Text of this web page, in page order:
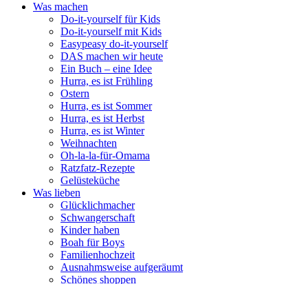
Was machen
Do-it-yourself für Kids
Do-it-yourself mit Kids
Easypeasy do-it-yourself
DAS machen wir heute
Ein Buch – eine Idee
Hurra, es ist Frühling
Ostern
Hurra, es ist Sommer
Hurra, es ist Herbst
Hurra, es ist Winter
Weihnachten
Oh-la-la-für-Omama
Ratzfatz-Rezepte
Gelüsteküche
Was lieben
Glücklichmacher
Schwangerschaft
Kinder haben
Boah für Boys
Familienhochzeit
Ausnahmsweise aufgeräumt
Schönes shoppen